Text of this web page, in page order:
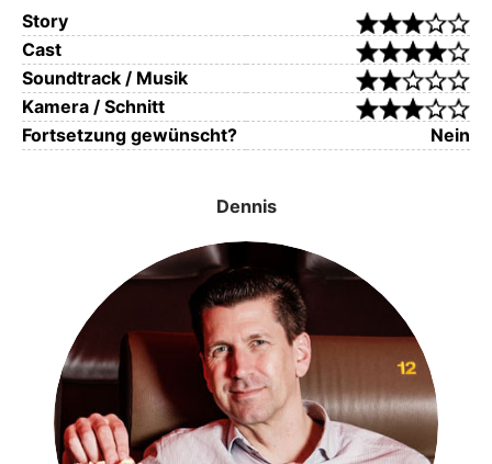
Story
Cast
Soundtrack / Musik
Kamera / Schnitt
Fortsetzung gewünscht?
Nein
Dennis